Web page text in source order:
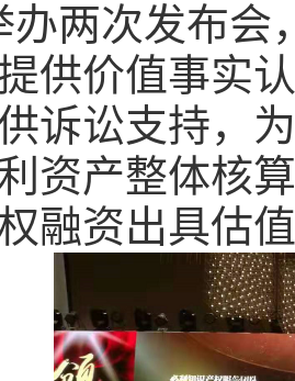
办两次发布
供价值事实
诉讼支持，
资产整体核
融资出具估